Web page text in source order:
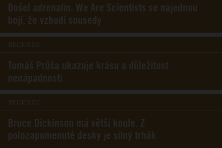
Došel adrenalin. We Are Scientists se najednou
bojí, že vzbudí sousedy
RECENZE
Tomáš Průša ukazuje krásu a důležitost
nenápadnosti
RECENZE
Bruce Dickinson má větší koule. Z
polozapomenuté desky je silný trhák